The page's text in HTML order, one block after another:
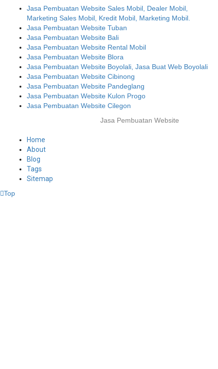
Jasa Pembuatan Website Sales Mobil, Dealer Mobil,
Marketing Sales Mobil, Kredit Mobil, Marketing Mobil.
Jasa Pembuatan Website Tuban
Jasa Pembuatan Website Bali
Jasa Pembuatan Website Rental Mobil
Jasa Pembuatan Website Blora
Jasa Pembuatan Website Boyolali, Jasa Buat Web Boyolali
Jasa Pembuatan Website Cibinong
Jasa Pembuatan Website Pandeglang
Jasa Pembuatan Website Kulon Progo
Jasa Pembuatan Website Cilegon
Jasa Pembuatan Website
Home
About
Blog
Tags
Sitemap
Top